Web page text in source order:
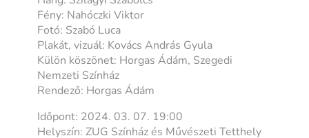
Fény: Nahóczki Viktor
Fotó: Szabó Luca
Plakát, vizuál: Kovács András Gyula
Külön köszönet: Horgas Ádám, Szegedi
Nemzeti Színház
Rendező: Horgas Ádám
Időpont: 2024. 03. 07. 19:00
Helyszín: ZUG Színház és Művészeti Tetthely